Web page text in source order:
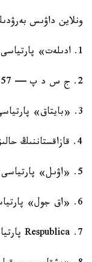
ونلاين داۋىس
1. ادىلەت» پارتياسى — 42،53%؛
2. ج س د پ — 9،57%؛
3. «بايتاق» پارتياسى — 1،32%؛
4. قازاقستاننىڭ حالىق پارتياسى — 10،13%؛
5. «اۋىل» پارتياسى — 17،58%؛
6. «اق جول» پارتياسى — 7،22%؛
7. Respublica پارتياسى — 10،88%؛